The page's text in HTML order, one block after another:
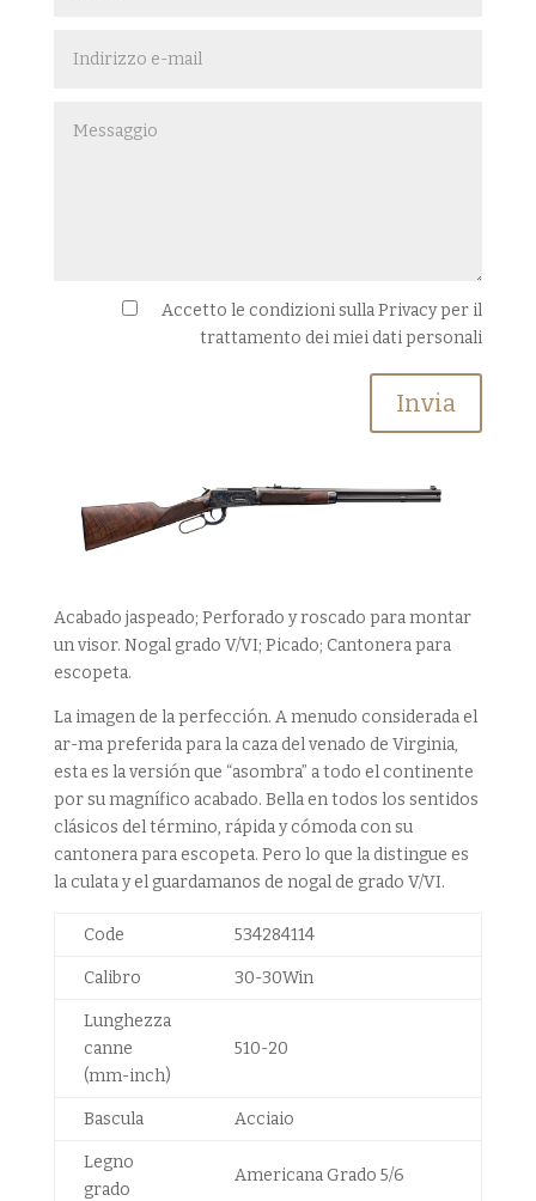
Accetto le condizioni sulla Privacy per il
trattamento dei miei dati personali
Invia
Acabado jaspeado; Perforado y roscado para montar
un visor. Nogal grado V/VI; Picado; Cantonera para
escopeta.
La imagen de la perfección. A menudo considerada el
ar-ma preferida para la caza del venado de Virginia,
esta es la versión que “asombra” a todo el continente
por su magnífico acabado. Bella en todos los sentidos
clásicos del término, rápida y cómoda con su
cantonera para escopeta. Pero lo que la distingue es
la culata y el guardamanos de nogal de grado V/VI.
Code 534284114
Calibro 30-30Win
Lunghezza
canne
(mm-inch)
510-20
Bascula Acciaio
Legno
grado
Americana Grado 5/6